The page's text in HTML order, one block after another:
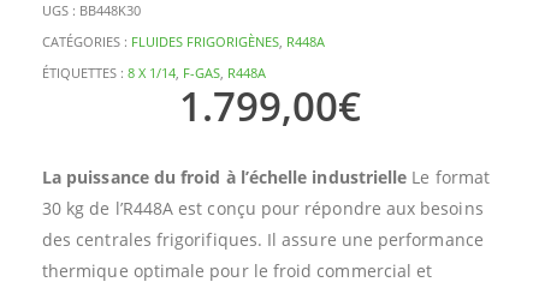
UGS : BB448K30
CATÉGORIES : FLUIDES FRIGORIGÈNES R448A
ÉTIQUETTES : 8 X 1/14 F-GAS R448A
1.799,00€
La puissance du froid à l’échelle industrielle Le format
30 kg de l’R448A est conçu pour répondre aux besoins
des centrales frigorifiques. Il assure une performance
thermique optimale pour le froid commercial et